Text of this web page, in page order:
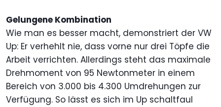
Gelungene Kombination
Wie man es besser macht, demonstriert der VW
Up: Er verhehlt nie, dass vorne nur drei Töpfe die
Arbeit verrichten. Allerdings steht das maximale
Drehmoment von 95 Newtonmeter in einem
Bereich von 3.000 bis 4.300 Umdrehungen zur
Verfügung. So lässt es sich im Up schaltfaul